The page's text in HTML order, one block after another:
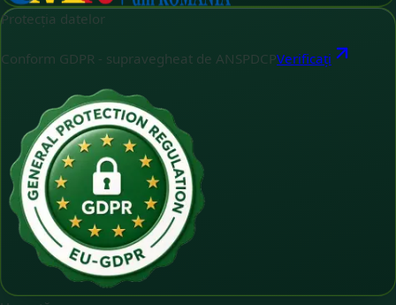
Protecția datelor
Conform GDPR - supravegheat de ANSPDCPVerificați